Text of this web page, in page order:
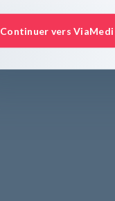
Continuer vers ViaMedi